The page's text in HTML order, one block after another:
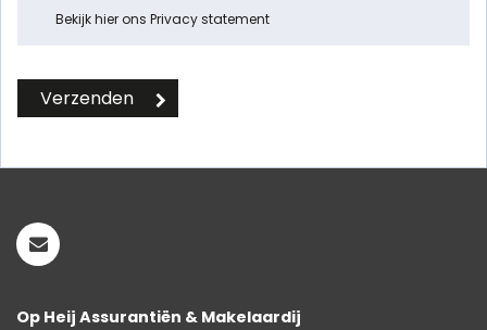
Bekijk hier ons Privacy statement
Op Heij Assurantiën & Makelaardij